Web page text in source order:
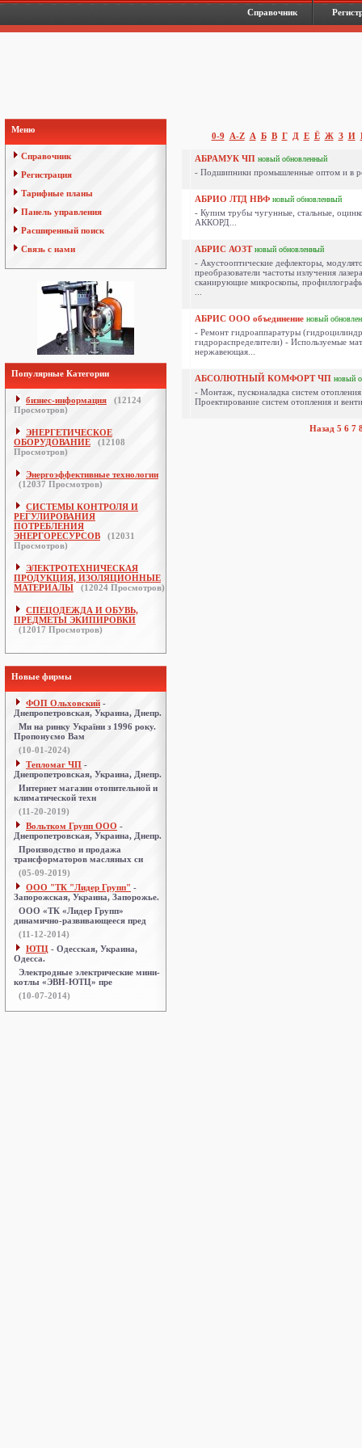
Справочник
Меню
Справочник
Регистрация
Тарифные планы
Панель управления
Расширенный поиск
Связь с нами
Популярные Категории
бизнес-информация (12124
Просмотров)
ЭНЕРГЕТИЧЕСКОЕ
ОБОРУДОВАНИЕ
(12108
Просмотров)
Энергоэффективные технологии
(12037 Просмотров)
СИСТЕМЫ КОНТРОЛЯ И
РЕГУЛИРОВАНИЯ
ПОТРЕБЛЕНИЯ
ЭНЕРГОРЕСУРСОВ
(12031
Просмотров)
ЭЛЕКТРОТЕХНИЧЕСКАЯ
ПРОДУКЦИЯ, ИЗОЛЯЦИОННЫЕ
МАТЕРИАЛЫ
(12024 Просмотров)
СПЕЦОДЕЖДА И ОБУВЬ,
ПРЕДМЕТЫ ЭКИПИРОВКИ
(12017 Просмотров)
Новые фирмы
ФОП Ольховский -
Днепропетровская, Украина, Днепр.
Ми на ринку України з 1996 року.
Пропонуємо Вам
(10-01-2024)
Тепломаг ЧП -
Днепропетровская, Украина, Днепр.
Интернет магазин отопительной и
климатической техн
(11-20-2019)
Вольтком Групп ООО -
Днепропетровская, Украина, Днепр.
Производство и продажа
трансформаторов масляных си
(05-09-2019)
ООО "ТК "Лидер Групп" -
Запорожская, Украина, Запорожье.
ООО «ТК «Лидер Групп»
динамично-развивающееся пред
(11-12-2014)
ЮТЦ - Одесская, Украина,
Одесса.
Электродные электрические мини-
котлы «ЭВН-ЮТЦ» пре
(10-07-2014)
0-9 A-Z А Б В Г Д Е Ё Ж З И
АБРАМУК ЧП новый обновленный
- Подшипники промышленные оптом и в
АБРИО ЛТД НВФ новый обновленный
- Купим трубы чугунные, стальные,
АККОРД...
АБРИС АОЗТновый обновленный
- Акустооптические дефлекторы,
преобразователи частоты излучения
сканирующие микроскопы,
АБРИС ООО объединение новый
- Ремонт гидроаппаратуры
гидрораспределители) - Используемые
нержавеющая...
АБСОЛЮТНЫЙ КОМФОРТ ЧП новый
- Монтаж, пусконаладка систем
Проектирование систем отопления и
Назад 5 6 7